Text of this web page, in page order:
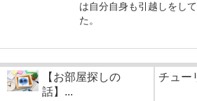
は自分自身も引越しをし
た。
【お部屋探しの
話】...
チュー